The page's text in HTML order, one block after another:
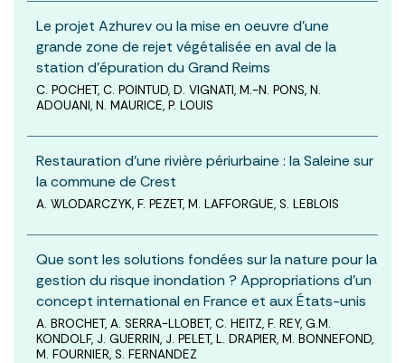
Le projet Azhurev ou la mise en oeuvre d’une
grande zone de rejet végétalisée en aval de la
station d’épuration du Grand Reims
C. POCHET, C. POINTUD, D. VIGNATI, M.-N. PONS, N.
ADOUANI, N. MAURICE, P. LOUIS
Restauration d’une rivière périurbaine : la Saleine sur
la commune de Crest
A. WLODARCZYK, F. PEZET, M. LAFFORGUE, S. LEBLOIS
Que sont les solutions fondées sur la nature pour la
gestion du risque inondation ? Appropriations d’un
concept international en France et aux États-unis
A. BROCHET, A. SERRA-LLOBET, C. HEITZ, F. REY, G.M.
KONDOLF, J. GUERRIN, J. PELET, L. DRAPIER, M. BONNEFOND,
M. FOURNIER, S. FERNANDEZ